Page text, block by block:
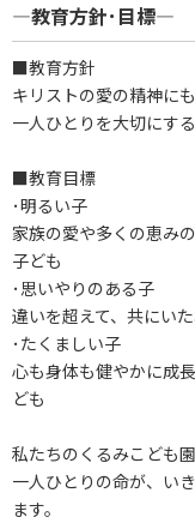
―教育方針･目標―
■教育方針
キリストの愛の精神にも
一人ひとりを大切にす
■教育目標
･明るい子
家族の愛や多くの恵み
子ども
･思いやりのある子
違いを超えて、共にい
･たくましい子
心も身体も健やかに成
ども
私たちのくるみこども
一人ひとりの命が、い
ます。